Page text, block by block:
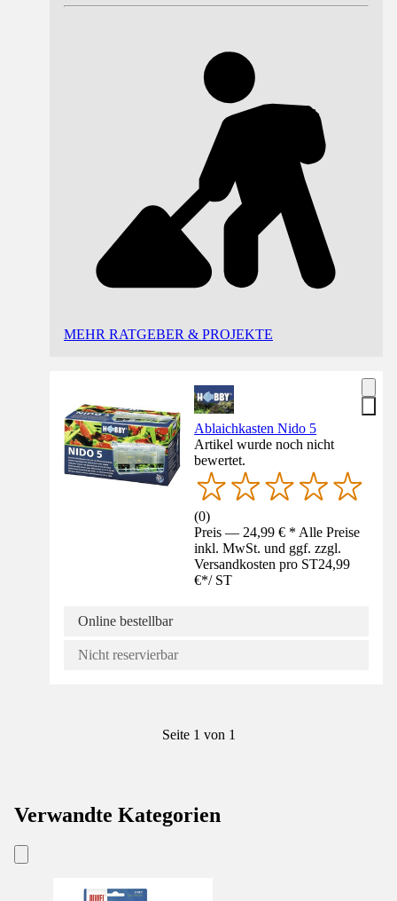
MEHR RATGEBER & PROJEKTE
Ablaichkasten Nido 5
Artikel wurde noch nicht
bewertet.
(0)
Preis — 24,99 € * Alle Preise
inkl. MwSt. und ggf. zzgl.
Versandkosten pro ST24,99
€*/ ST
Online bestellbar
Nicht reservierbar
Seite 1 von 1
Verwandte Kategorien